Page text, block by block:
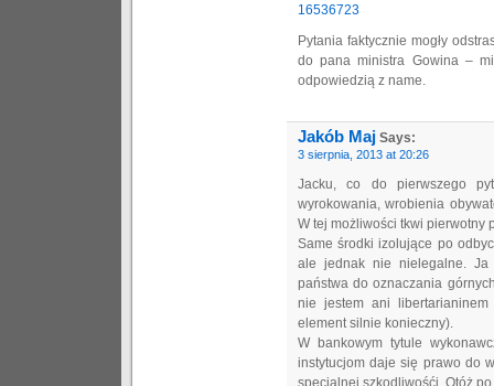
16536723
Pytania faktycznie mogły
do pana ministra Gowina –
odpowiedzią z name.
Jakób Maj Says:
3 sierpnia, 2013 at 20:26
Jacku, co do pierwszego
wyrokowania, wrobienia
W tej możliwości tkwi pierwotny
Same środki izolujące po
ale jednak nie nielegalne.
państwa do oznaczania
nie jestem ani
element silnie konieczny).
W bankowym tytule
instytucjom daje się prawo do
specjalnej szkodliwośći. Otóż